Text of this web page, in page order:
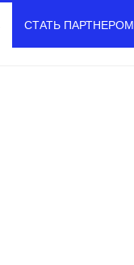
СТАТЬ ПАРТНЕРОМ